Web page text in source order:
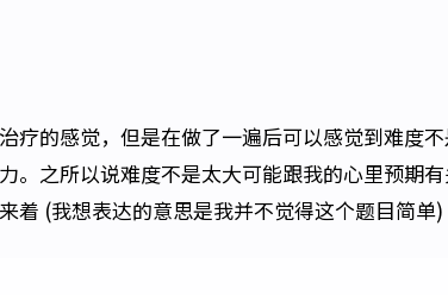
疗的感觉，但是在做了一遍后可以感觉到难度
。之所以说难度不是太大可能跟我的心里预期
着 (我想表达的意思是我并不觉得这个题目简单)